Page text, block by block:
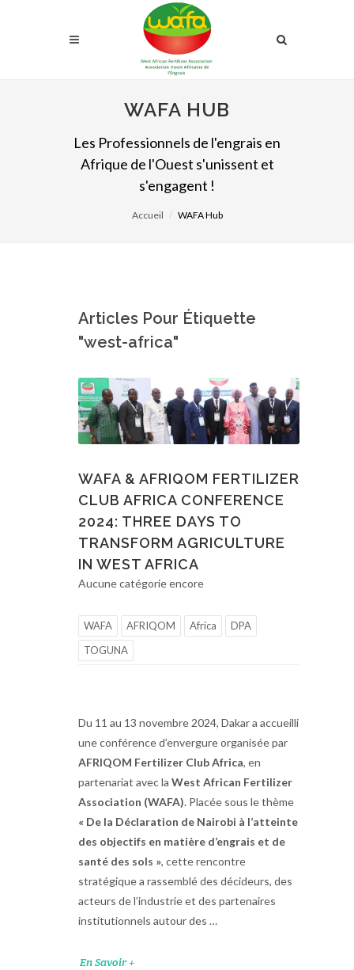
WAFA HUB
Les Professionnels de l'engrais en
Afrique de l'Ouest s'unissent et
s'engagent !
Accueil WAFA Hub
Articles Pour Étiquette
"west-africa"
WAFA & AFRIQOM FERTILIZER
CLUB AFRICA CONFERENCE
2024: THREE DAYS TO
TRANSFORM AGRICULTURE
IN WEST AFRICA
Aucune catégorie encore
WAFA AFRIQOM Africa
DPA
TOGUNA
Du 11 au 13 novembre 2024, Dakar a accueilli
une conférence d’envergure organisée par
AFRIQOM Fertilizer Club Africa, en
partenariat avec la West African Fertilizer
Association (WAFA). Placée sous le thème
« De la Déclaration de Nairobi à l’atteinte
des objectifs en matière d’engrais et de
santé des sols », cette rencontre
stratégique a rassemblé des décideurs, des
acteurs de l’industrie et des partenaires
institutionnels autour des …
En Savoir +